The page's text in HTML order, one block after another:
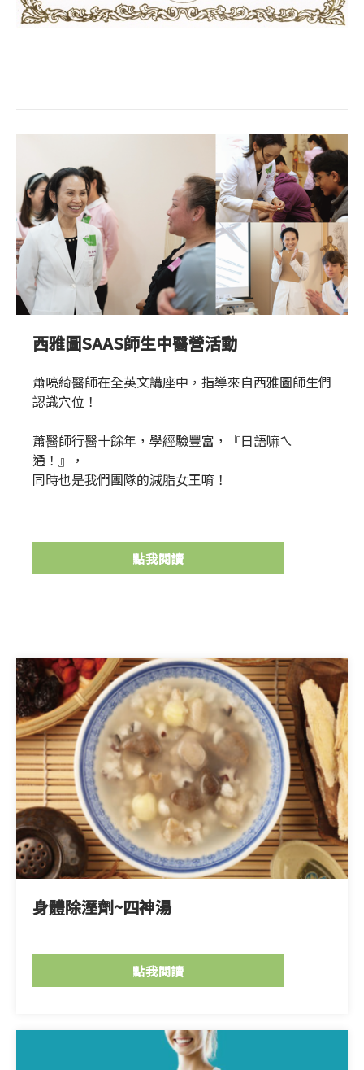
西雅圖SAAS師生中醫營活動
蕭喨綺醫師在全英文講座中，指導來自西雅圖師生們
認識穴位！
蕭醫師行醫十餘年，學經驗豐富，『日語嘛ㄟ
通！』，
同時也是我們團隊的減脂女王唷！
點我閱讀
身體除溼劑~四神湯
點我閱讀